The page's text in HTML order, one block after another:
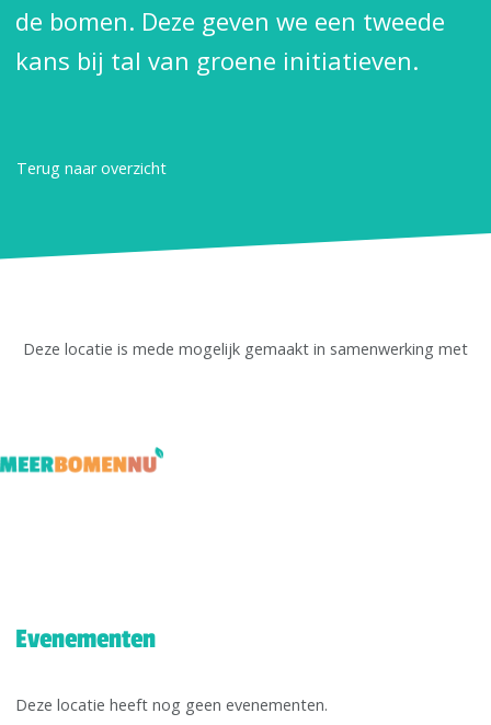
de bomen. Deze geven we een tweede
kans bij tal van groene initiatieven.
Terug naar overzicht
Deze locatie is mede mogelijk gemaakt in samenwerking met
Evenementen
Deze locatie heeft nog geen evenementen.